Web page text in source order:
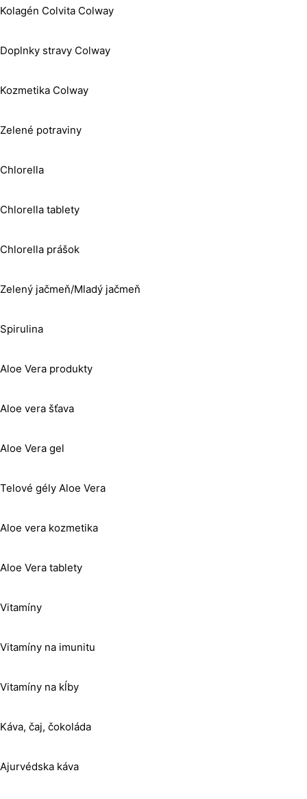
Kolagén Colvita Colway
Doplnky stravy Colway
Kozmetika Colway
Zelené potraviny
Chlorella
Chlorella tablety
Chlorella prášok
Zelený jačmeň/Mladý jačmeň
Spirulina
Aloe Vera produkty
Aloe vera šťava
Aloe Vera gel
Telové gély Aloe Vera
Aloe vera kozmetika
Aloe Vera tablety
Vitamíny
Vitamíny na imunitu
Vitamíny na kĺby
Káva, čaj, čokoláda
Ajurvédska káva